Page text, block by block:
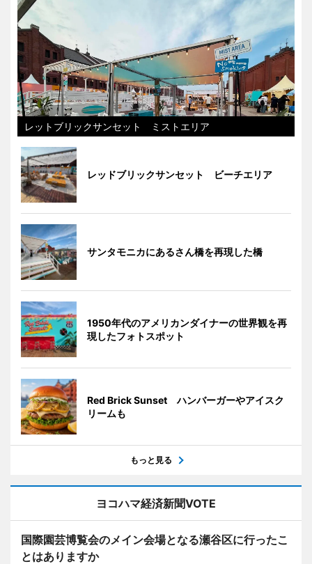
レットブリックサンセット ミストエリア
レッドブリックサンセット ビーチエリア
サンタモニカにあるさん橋を再現した橋
1950年代のアメリカンダイナーの世界観を再
現したフォトスポット
Red Brick Sunset ハンバーガーやアイスク
リームも
もっと見る
ヨコハマ経済新聞VOTE
国際園芸博覧会のメイン会場となる瀬谷区に行ったこ
とはありますか